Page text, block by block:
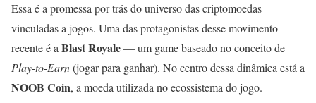
Essa é a promessa por trás do universo das criptomoedas
vinculadas a jogos. Uma das protagonistas desse movimento
recente é a Blast Royale— um game baseado no conceito de
Play-to-Earn(jogar para ganhar). No centro dessa dinâmica está a
NOOB Coin, a moeda utilizada no ecossistema do jogo.